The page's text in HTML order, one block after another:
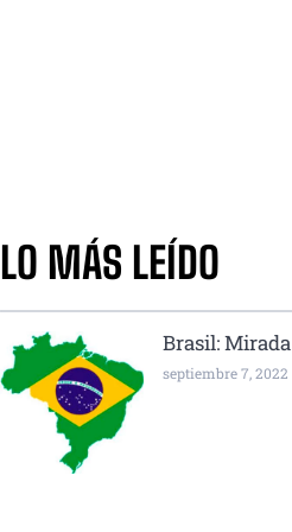
LO MÁS LEÍDO
Brasil:
septiembre 7, 2022